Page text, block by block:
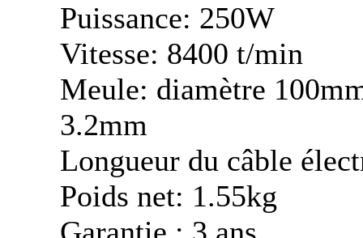
Puissance: 250W
Vitesse: 8400 t/min
Meule: diamètre
3.2mm
Longueur du câble
Poids net: 1.55kg